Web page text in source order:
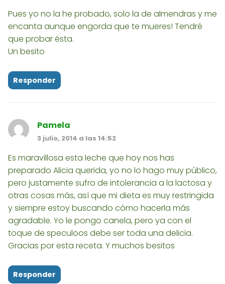
Pues yo no la he probado, solo la de almendras y me
encanta aunque engorda que te mueres! Tendré
que probar ésta.
Un besito
Responder
Pamela
3 julio, 2014 a las 14:52
Es maravillosa esta leche que hoy nos has
preparado Alicia querida, yo no lo hago muy público,
pero justamente sufro de intolerancia a la lactosa y
otras cosas más, así que mi dieta es muy restringida
y siempre estoy buscando cómo hacerla más
agradable. Yo le pongo canela, pero ya con el
toque de speculoos debe ser toda una delicia.
Gracias por esta receta. Y muchos besitos
Responder